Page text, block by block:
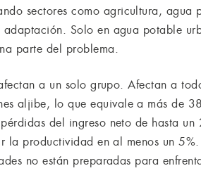
sectores como agricultura, agua
Solo en agua potable
parte del problema.
a un solo grupo. Afectan a
aljibe, lo que equivale a más de
del ingreso neto de hasta
productividad en al menos un
no están preparadas para